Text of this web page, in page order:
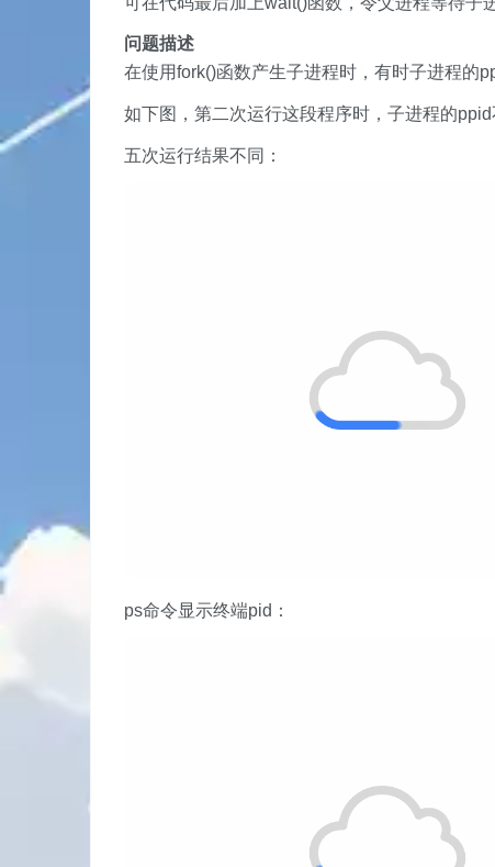
问题描述
在使用fork()函数产生子进程时，有时子进程的
如下图，第二次运行这段程序时，子进程的
五次运行结果不同：
ps命令显示终端pid：